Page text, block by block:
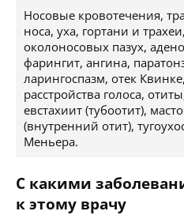
Носовые кровотечения,
носа, уха, гортани и
околоносовых пазух,
фарингит, ангина,
ларингоспазм, отек
расстройства голоса,
евстахиит (тубоотит),
(внутренний отит),
Меньера.
С какими
к этому врачу